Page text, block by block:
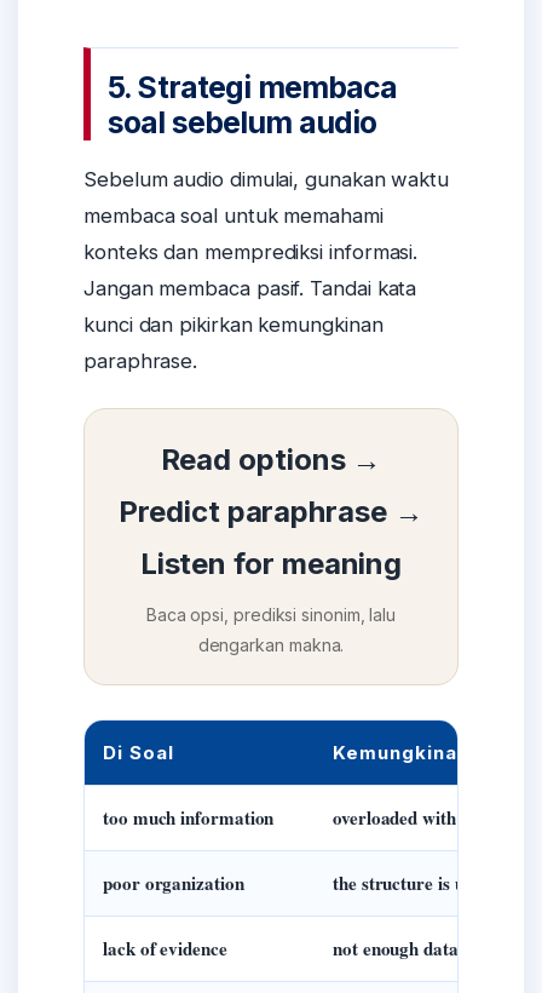
5. Strategi membaca
soal sebelum audio
Sebelum audio dimulai, gunakan waktu
membaca soal untuk memahami
konteks dan memprediksi informasi.
Jangan membaca pasif. Tandai kata
kunci dan pikirkan kemungkinan
paraphrase.
Read options →
Predict paraphrase →
Listen for meaning
Baca opsi, prediksi sinonim, lalu
dengarkan makna.
Di Soal Kemungkinan
too much information overloaded with details /
poor organization the structure is unclear /
lack of evidence not enough data / needs